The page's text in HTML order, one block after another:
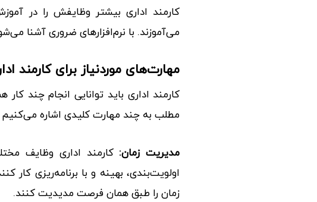
کارمند اداری بیشتر وظایفش را در
می‌آموزند. با نرم‌افزارهای ضروری آشنا
مهارت‌های موردنیاز برای کارمند
کارمند اداری باید توانایی انجام چند کار
مطلب به چند مهارت کلیدی اشاره می‌کنیم
مدیریت زمان: کارمند اداری وظایف
اولویت‌بندی، بهینه و با برنامه‌ریزی
زمان را طبق همان فرصت مدیدیت کنند.